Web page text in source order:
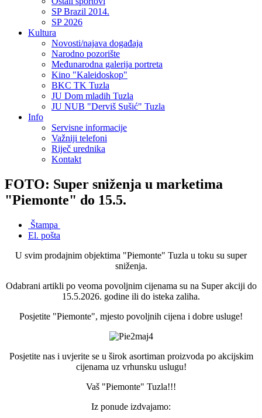
SP Brazil 2014.
SP 2026
Kultura
Novosti/najava događaja
Narodno pozorište
Međunarodna galerija portreta
Kino "Kaleidoskop"
BKC TK Tuzla
JU Dom mladih Tuzla
JU NUB "Derviš Sušić" Tuzla
Info
Servisne informacije
Važniji telefoni
Riječ urednika
Kontakt
FOTO: Super sniženja u marketima
"Piemonte" do 15.5.
Štampa
El. pošta
U svim prodajnim objektima "Piemonte" Tuzla u toku su super
sniženja.
Odabrani artikli po veoma povoljnim cijenama su na Super akciji do
15.5.2026. godine ili do isteka zaliha.
Posjetite "Piemonte", mjesto povoljnih cijena i dobre usluge!
Posjetite nas i uvjerite se u širok asortiman proizvoda po akcijskim
cijenama uz vrhunsku uslugu!
Vaš "Piemonte" Tuzla!!!
Iz ponude izdvajamo: